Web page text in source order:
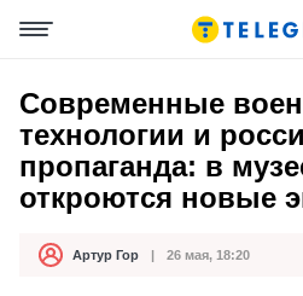
Современные
технологии и
пропаганда: в
откроются новые
АвторАртур Гор
Дата публикации 26 мая, 18:20